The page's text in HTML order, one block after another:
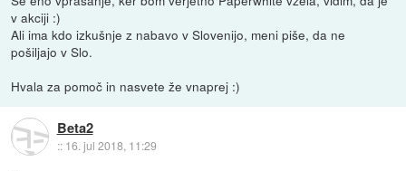
v akciji :)
Ali ima kdo izkušnje z nabavo v Slovenijo, meni piše, da ne
pošiljajo v Slo.
Hvala za pomoč in nasvete že vnaprej :)
Beta2
:: 16. jul 2018, 11:29